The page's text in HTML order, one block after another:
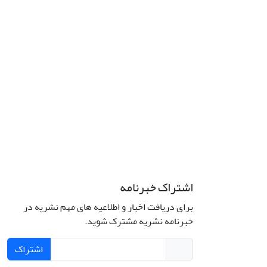
اشتراک خبرنامه
برای دریافت اخبار و اطلاعیه های مهم نشریه در
خبرنامه نشریه مشترک شوید.
اشتراک